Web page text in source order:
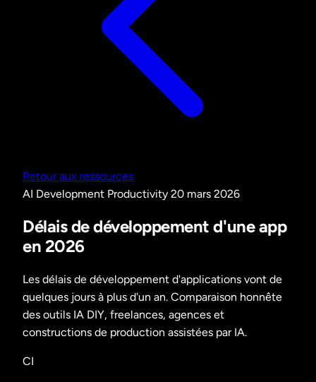
Retour aux ressources
AI Development Productivity 20 mars 2026
Délais de développement d'une app
en 2026
Les délais de développement d'applications vont de
quelques jours à plus d'un an. Comparaison honnête
des outils IA DIY, freelances, agences et
constructions de production assistées par IA.
CI